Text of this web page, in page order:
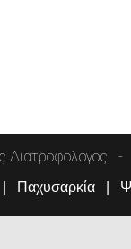
Διατροφολόγος
Παχυσαρκία